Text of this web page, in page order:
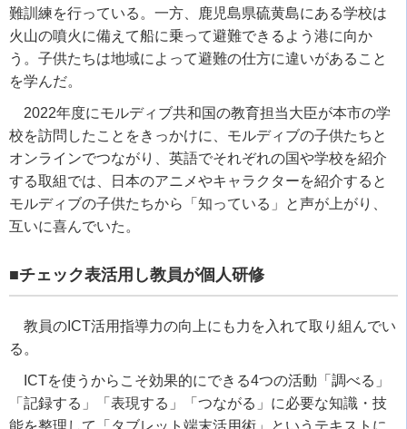
難訓練を行っている。一方、鹿児島県硫黄島にある学校は
火山の噴火に備えて船に乗って避難できるよう港に向か
う。子供たちは地域によって避難の仕方に違いがあること
を学んだ。
2022年度にモルディブ共和国の教育担当大臣が本市の学
校を訪問したことをきっかけに、モルディブの子供たちと
オンラインでつながり、英語でそれぞれの国や学校を紹介
する取組では、日本のアニメやキャラクターを紹介すると
モルディブの子供たちから「知っている」と声が上がり、
互いに喜んでいた。
■チェック表活用し教員が個人研修
教員の ICT活用指導力の向上にも力を入れて取り組んでい
る。
ICTを使うからこそ効果的にできる4つの活動「調べる」
「記録する」「表現する」「つながる」に必要な知識・技